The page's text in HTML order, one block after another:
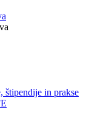
štipendije in prakse